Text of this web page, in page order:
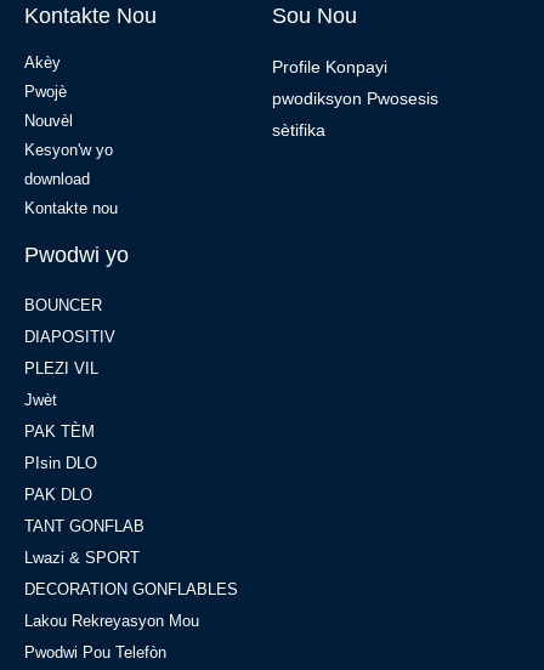
Kontakte Nou
Akèy
Pwojè
Nouvèl
Kesyon'w yo
download
Kontakte nou
Sou Nou
Profile Konpayi
pwodiksyon Pwosesis
sètifika
Pwodwi yo
BOUNCER
DIAPOSITIV
PLEZI VIL
Jwèt
PAK TÈM
PIsin DLO
PAK DLO
TANT GONFLAB
Lwazi & SPORT
DECORATION GONFLABLES
Lakou Rekreyasyon Mou
Pwodwi Pou Telefòn